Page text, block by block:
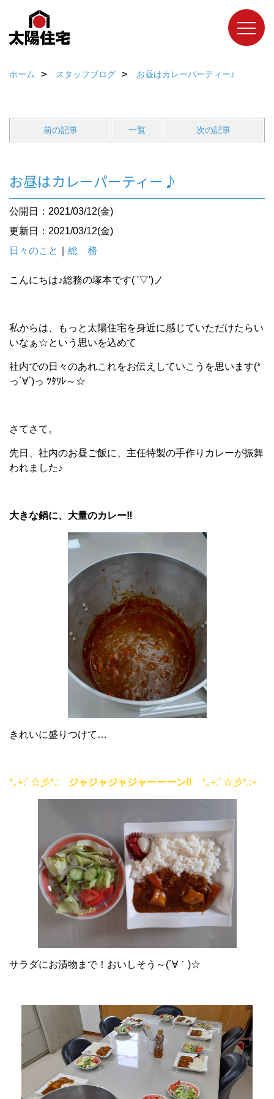
ホーム スタッフブログ お昼はカレーパーティー♪
前の記事 一覧 次の記事
お昼はカレーパーティー♪
公開日：2021/03/12(金)
更新日：2021/03/12(金)
日々のこと
総 務
こんにちは♪総務の塚本です( '▽')ノ
私からは、もっと太陽住宅を身近に感じていただけたらい
いなぁ☆という思いを込めて
社内での日々のあれこれをお伝えしていこうを思います(*
っ´∀`)っ ﾂﾀﾜﾚ～☆
さてさて。
先日、社内のお昼ご飯に、主任特製の手作りカレーが振舞
われました♪
大きな鍋に、大量のカレー‼
きれいに盛りつけて…
*｡+:ﾟ☆彡*.: ジャジャジャジャーーーン‼ *｡+:ﾟ☆彡*.:+
サラダにお漬物まで！おいしそう～(´∀｀)☆